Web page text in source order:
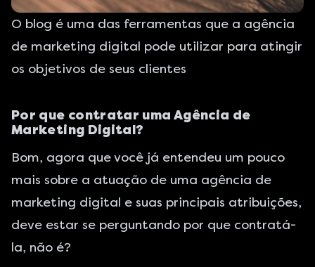
O blog é uma das ferramentas que a agência
de marketing digital pode utilizar para atingir
os objetivos de seus clientes
Por que contratar uma Agência de
Marketing Digital?
Bom, agora que você já entendeu um pouco
mais sobre a atuação de uma agência de
marketing digital e suas principais atribuições,
deve estar se perguntando por que contratá-
la, não é?